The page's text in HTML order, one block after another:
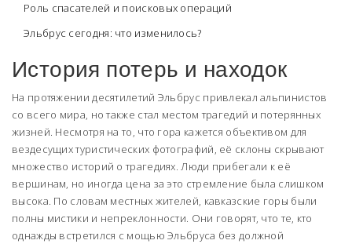
Роль спасателей и поисковых операций
Эльбрус сегодня: что изменилось?
История потерь и находок
На протяжении десятилетий Эльбрус привлекал альпинистов
со всего мира, но также стал местом трагедий и потерянных
жизней. Несмотря на то, что гора кажется объективом для
вездесущих туристических фотографий, её склоны скрывают
множество историй о трагедиях. Люди прибегали к её
вершинам, но иногда цена за это стремление была слишком
высока. По словам местных жителей, кавказские горы были
полны мистики и непреклонности. Они говорят, что те, кто
однажды встретился с мощью Эльбруса без должной